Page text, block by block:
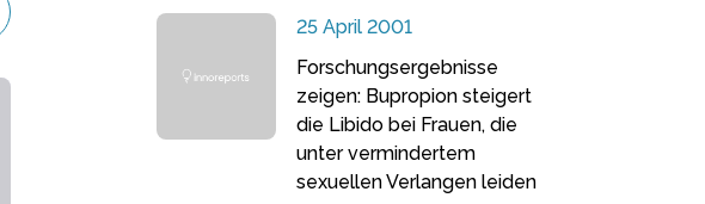
25 April 2001
Forschungsergebnisse
zeigen: Bupropion steigert
die Libido bei Frauen, die
unter vermindertem
sexuellen Verlangen leiden